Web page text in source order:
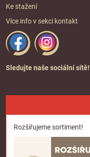
Ke stažení
Více info v sekci kontakt
Sledujte naše sociální sítě!
Rozšiřujeme sortiment!